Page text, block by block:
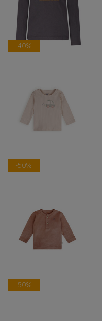
-40%
-50%
-50%